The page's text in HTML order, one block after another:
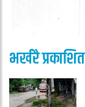
भर्खरै प्रकाशित